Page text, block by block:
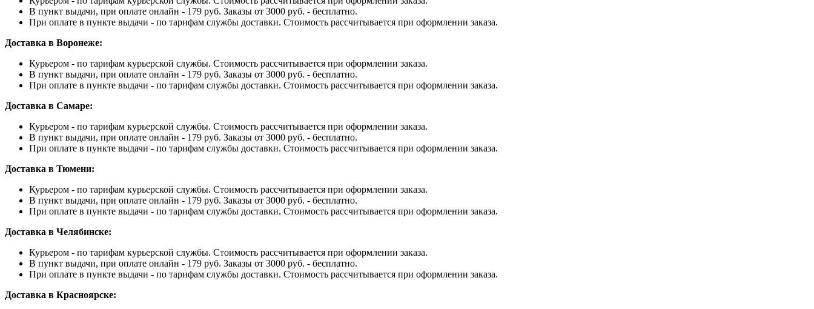
В пункт выдачи, при оплате онлайн - 179 руб. Заказы от 3000 руб. - бесплатно.
При оплате в пункте выдачи - по тарифам службы доставки. Стоимость рассчитывается при оформлении заказа.
Доставка в Воронеже:
Курьером - по тарифам курьерской службы. Стоимость рассчитывается при оформлении заказа.
В пункт выдачи, при оплате онлайн - 179 руб. Заказы от 3000 руб. - бесплатно.
При оплате в пункте выдачи - по тарифам службы доставки. Стоимость рассчитывается при оформлении заказа.
Доставка в Самаре:
Курьером - по тарифам курьерской службы. Стоимость рассчитывается при оформлении заказа.
В пункт выдачи, при оплате онлайн - 179 руб. Заказы от 3000 руб. - бесплатно.
При оплате в пункте выдачи - по тарифам службы доставки. Стоимость рассчитывается при оформлении заказа.
Доставка в Тюмени:
Курьером - по тарифам курьерской службы. Стоимость рассчитывается при оформлении заказа.
В пункт выдачи, при оплате онлайн - 179 руб. Заказы от 3000 руб. - бесплатно.
При оплате в пункте выдачи - по тарифам службы доставки. Стоимость рассчитывается при оформлении заказа.
Доставка в Челябинске:
Курьером - по тарифам курьерской службы. Стоимость рассчитывается при оформлении заказа.
В пункт выдачи, при оплате онлайн - 179 руб. Заказы от 3000 руб. - бесплатно.
При оплате в пункте выдачи - по тарифам службы доставки. Стоимость рассчитывается при оформлении заказа.
Доставка в Красноярске: